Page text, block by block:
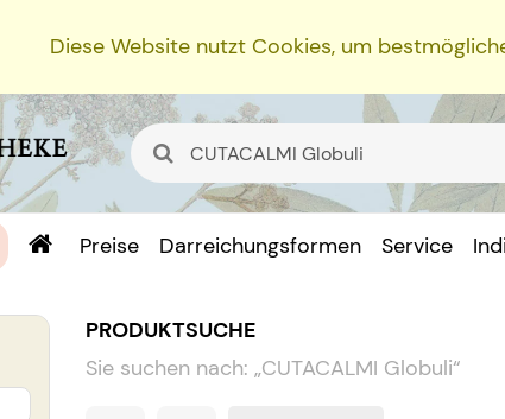
Diese Website nutzt Cookies, um
Preise Darreichungsformen Service
PRODUKTSUCHE
Sie suchen nach: „CUTACALMI Globuli“